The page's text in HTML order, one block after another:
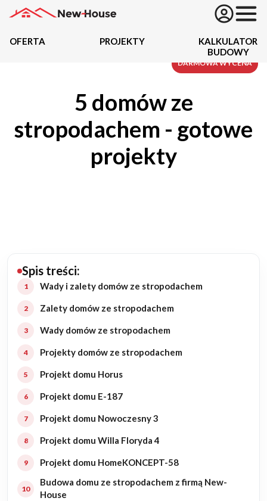
Działki
Budowa domu
Rezydencje
Rozbudowa
Remonty
Realizacje
Referencje
OFERTA PROJEKTY
KALKULATOR
BUDOWY
5 domów ze
stropodachem - gotowe
projekty
Spis treści:
Wady i zalety domów ze stropodachem
Zalety domów ze stropodachem
Wady domów ze stropodachem
Projekty domów ze stropodachem
Projekt domu Horus
Projekt domu E-187
Projekt domu Nowoczesny 3
Projekt domu Willa Floryda 4
Projekt domu HomeKONCEPT-58
Budowa domu ze stropodachem z firmą New-
House
DARMOWA WYCENA